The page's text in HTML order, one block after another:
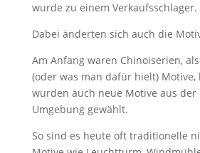
wurde zu einem Verkaufsschlager.
Dabei änderten sich auch die
Am Anfang waren Chinoiserien,
(oder was man dafür hielt)
wurden auch neue Motive aus der
Umgebung gewählt.
So sind es heute oft traditionelle